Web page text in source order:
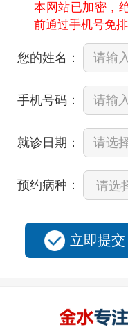
本网站已加密，
前通过手机号免排
您的姓名：
手机号码：
就诊日期：
预约病种：
立即提交